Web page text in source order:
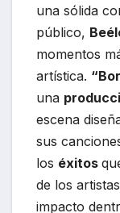
una sólida
público,
momentos
artística.
una
escena
sus
los éxitos
de los
impacto